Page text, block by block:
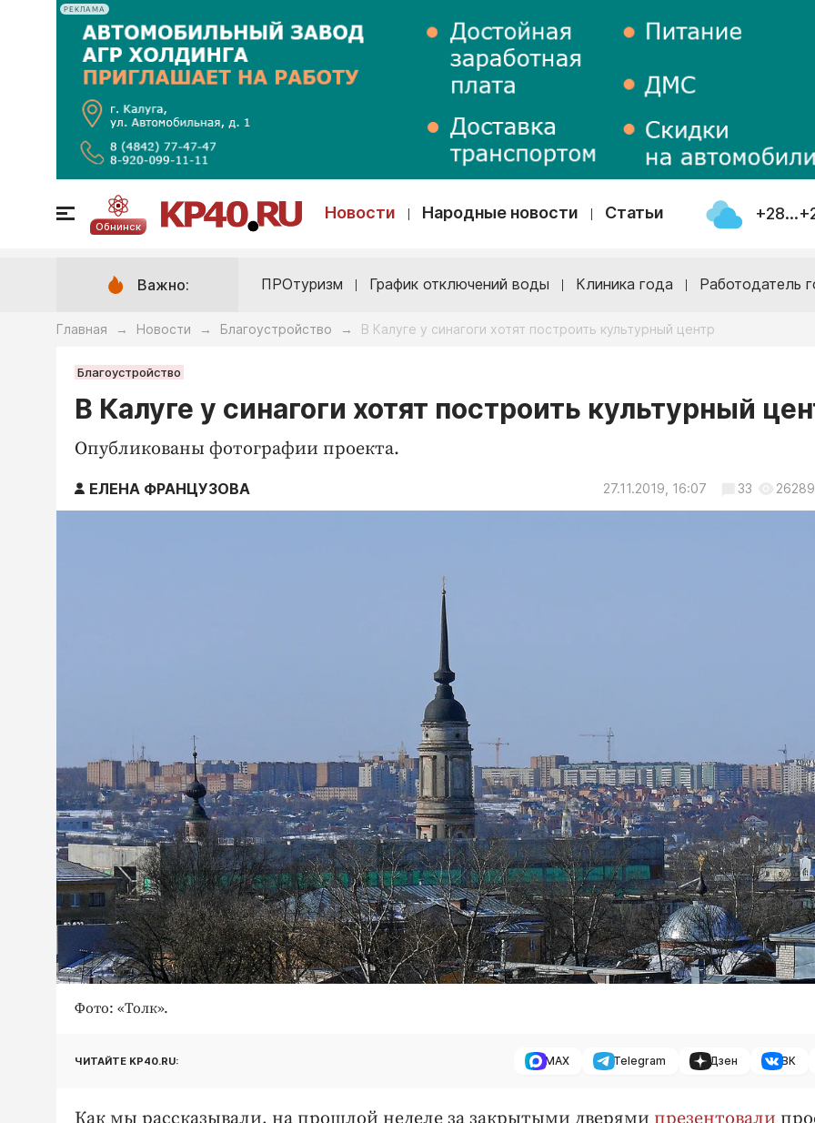
РЕКЛАМА
Обнинск
Новости Народные новости Статьи
Важно: ПРОтуризм График отключений воды Клиника года Работодатель
Главная → Новости → Благоустройство → В Калуге у синагоги хотят построить культурный центр
Благоустройство
В Калуге у синагоги хотят построить культурный
Опубликованы фотографии проекта.
ЕЛЕНА ФРАНЦУЗОВА 27.11.2019, 16:07 33 26289
Фото: «Толк».
ЧИТАЙТЕ KP40.RU: MAX Telegram Дзен ВК